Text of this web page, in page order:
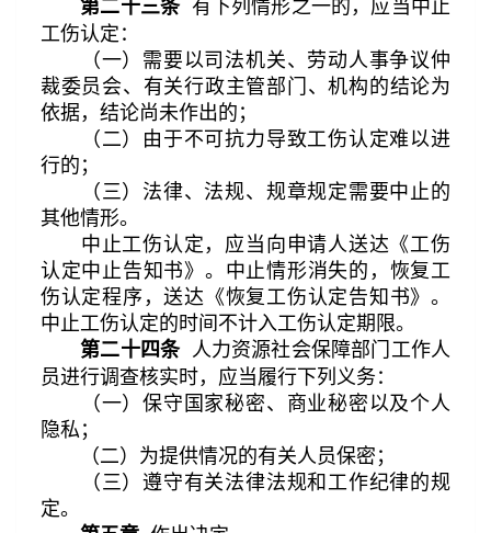
工伤认定：
（一）需要以司法机关、劳动人事争议仲
裁委员会、有关行政主管部门、机构的结论为
依据，结论尚未作出的；
（二）由于不可抗力导致工伤认定难以进
行的；
（三）法律、法规、规章规定需要中止的
其他情形。
中止工伤认定，应当向申请人送达《工伤
认定中止告知书》。中止情形消失的，恢复工
伤认定程序，送达《恢复工伤认定告知书》。
中止工伤认定的时间不计入工伤认定期限。
第二十四条人力资源社会保障部门工作人
员进行调查核实时，应当履行下列义务：
（一）保守国家秘密、商业秘密以及个人
隐私；
（二）为提供情况的有关人员保密；
（三）遵守有关法律法规和工作纪律的规
定。